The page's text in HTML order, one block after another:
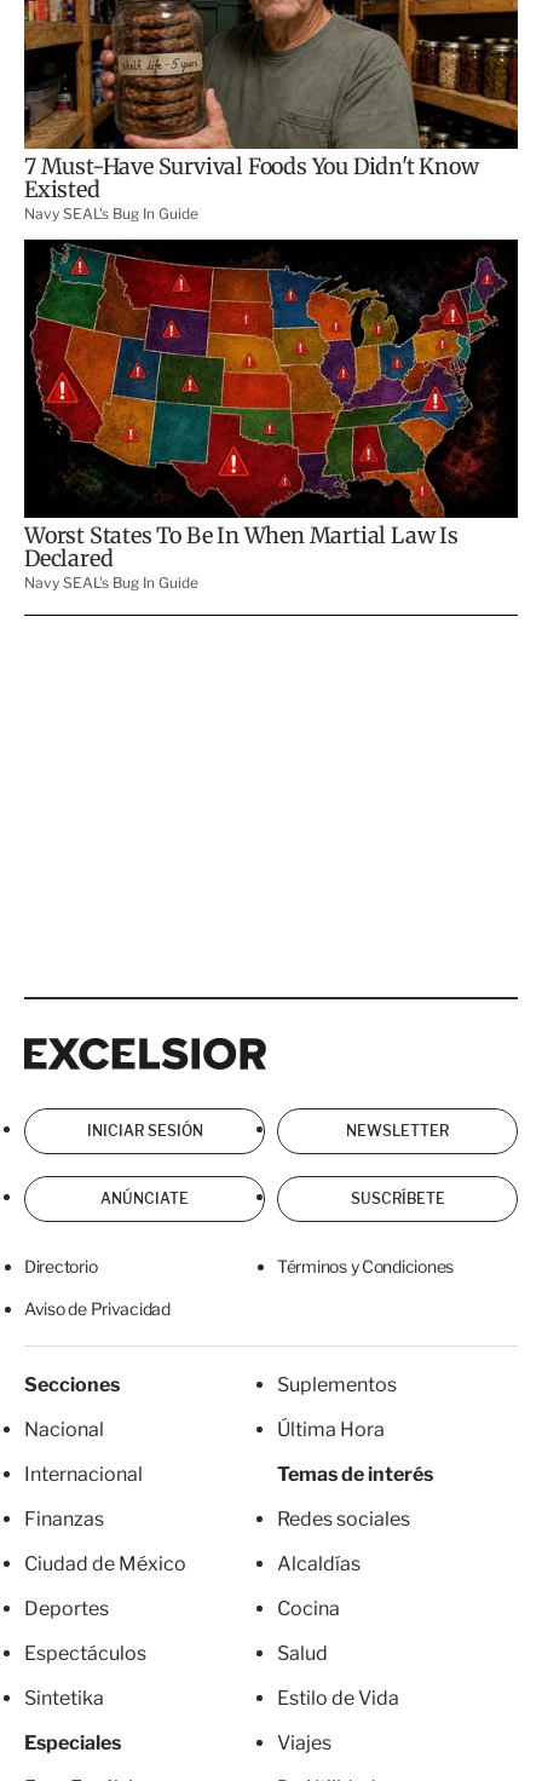
INICIAR SESIÓN NEWSLETTER
ANÚNCIATE SUSCRÍBETE
Directorio Términos y Condiciones
Aviso de Privacidad
Secciones
Nacional
Internacional
Finanzas
Ciudad de México
Deportes
Espectáculos
Sintetika
Especiales
Suplementos
Última Hora
Temas de interés
Redes sociales
Alcaldías
Cocina
Salud
Estilo de Vida
Viajes